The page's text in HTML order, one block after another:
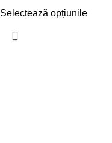
Selectează opțiunile